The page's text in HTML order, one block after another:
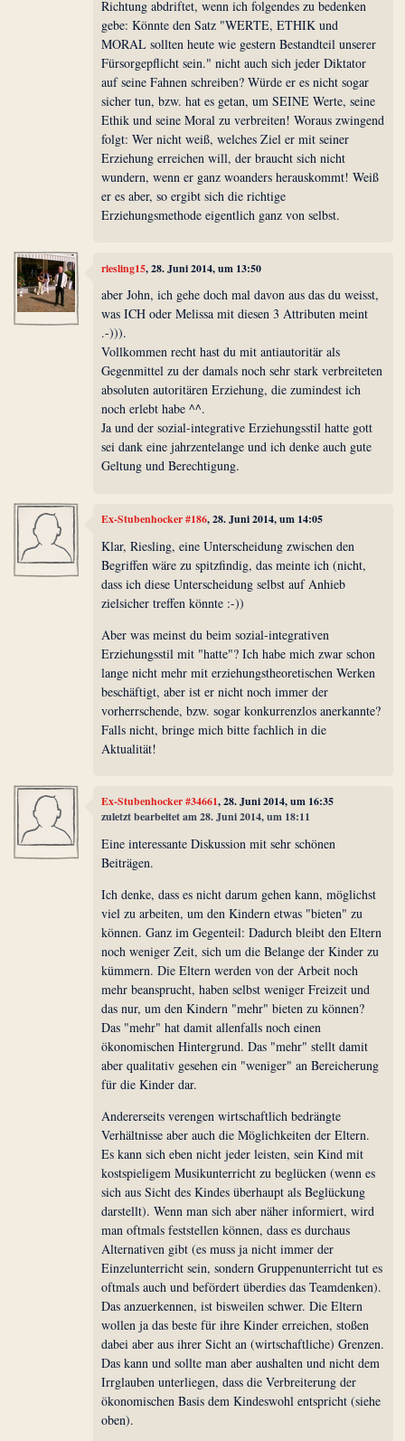
Richtung abdriftet, wenn ich folgendes zu bedenken
gebe: Könnte den Satz "WERTE, ETHIK und
MORAL sollten heute wie gestern Bestandteil unserer
Fürsorgepflicht sein." nicht auch sich jeder Diktator
auf seine Fahnen schreiben? Würde er es nicht sogar
sicher tun, bzw. hat es getan, um SEINE Werte, seine
Ethik und seine Moral zu verbreiten! Woraus zwingend
folgt: Wer nicht weiß, welches Ziel er mit seiner
Erziehung erreichen will, der braucht sich nicht
wundern, wenn er ganz woanders herauskommt! Weiß
er es aber, so ergibt sich die richtige
Erziehungsmethode eigentlich ganz von selbst.
riesling15, 28. Juni 2014, um 13:50
aber John, ich gehe doch mal davon aus das du weisst,
was ICH oder Melissa mit diesen 3 Attributen meint
.-))).
Vollkommen recht hast du mit antiautoritär als
Gegenmittel zu der damals noch sehr stark verbreiteten
absoluten autoritären Erziehung, die zumindest ich
noch erlebt habe ^^.
Ja und der sozial-integrative Erziehungsstil hatte gott
sei dank eine jahrzentelange und ich denke auch gute
Geltung und Berechtigung.
Ex-Stubenhocker #186, 28. Juni 2014, um 14:05
Klar, Riesling, eine Unterscheidung zwischen den
Begriffen wäre zu spitzfindig, das meinte ich (nicht,
dass ich diese Unterscheidung selbst auf Anhieb
zielsicher treffen könnte :-))
Aber was meinst du beim sozial-integrativen
Erziehungsstil mit "hatte"? Ich habe mich zwar schon
lange nicht mehr mit erziehungstheoretischen Werken
beschäftigt, aber ist er nicht noch immer der
vorherrschende, bzw. sogar konkurrenzlos anerkannte?
Falls nicht, bringe mich bitte fachlich in die
Aktualität!
Ex-Stubenhocker #34661, 28. Juni 2014, um 16:35
zuletzt bearbeitet am 28. Juni 2014, um 18:11
Eine interessante Diskussion mit sehr schönen
Beiträgen.
Ich denke, dass es nicht darum gehen kann, möglichst
viel zu arbeiten, um den Kindern etwas "bieten" zu
können. Ganz im Gegenteil: Dadurch bleibt den Eltern
noch weniger Zeit, sich um die Belange der Kinder zu
kümmern. Die Eltern werden von der Arbeit noch
mehr beansprucht, haben selbst weniger Freizeit und
das nur, um den Kindern "mehr" bieten zu können?
Das "mehr" hat damit allenfalls noch einen
ökonomischen Hintergrund. Das "mehr" stellt damit
aber qualitativ gesehen ein "weniger" an Bereicherung
für die Kinder dar.
Andererseits verengen wirtschaftlich bedrängte
Verhältnisse aber auch die Möglichkeiten der Eltern.
Es kann sich eben nicht jeder leisten, sein Kind mit
kostspieligem Musikunterricht zu beglücken (wenn es
sich aus Sicht des Kindes überhaupt als Beglückung
darstellt). Wenn man sich aber näher informiert, wird
man oftmals feststellen können, dass es durchaus
Alternativen gibt (es muss ja nicht immer der
Einzelunterricht sein, sondern Gruppenunterricht tut es
oftmals auch und befördert überdies das Teamdenken).
Das anzuerkennen, ist bisweilen schwer. Die Eltern
wollen ja das beste für ihre Kinder erreichen, stoßen
dabei aber aus ihrer Sicht an (wirtschaftliche) Grenzen.
Das kann und sollte man aber aushalten und nicht dem
Irrglauben unterliegen, dass die Verbreiterung der
ökonomischen Basis dem Kindeswohl entspricht (siehe
oben).